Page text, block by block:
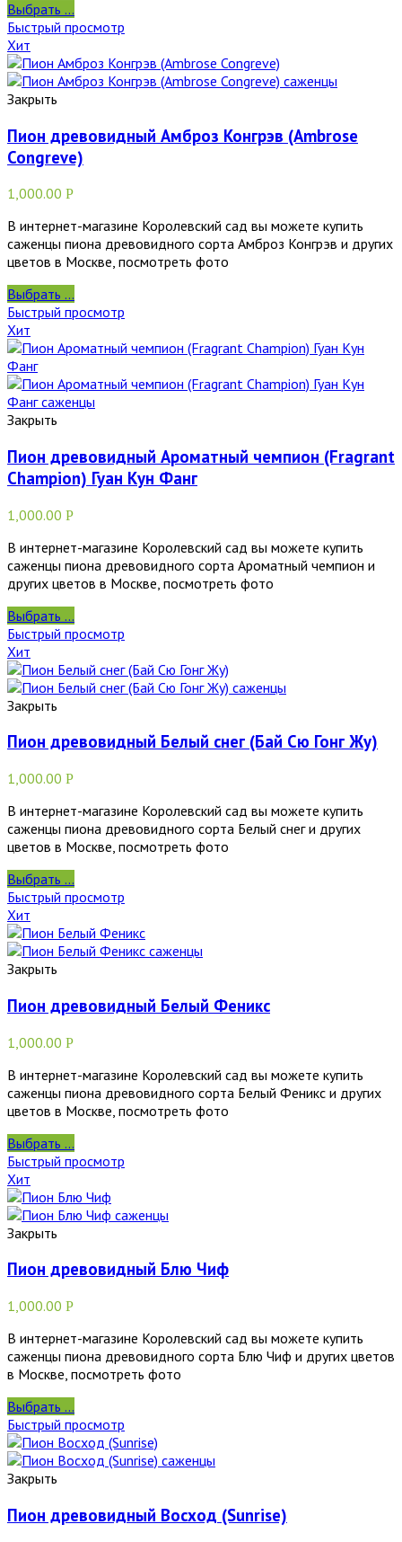
Выбрать ...
Быстрый просмотр
Хит
Закрыть
Пион древовидный Амброз Конгрэв (Ambrose
Congreve)
1,000.00 Р
В интернет-магазине Королевский сад вы можете купить
саженцы пиона древовидного сорта Амброз Конгрэв и других
цветов в Москве, посмотреть фото
Выбрать ...
Быстрый просмотр
Хит
Закрыть
Пион древовидный Ароматный чемпион (Fragrant
Champion) Гуан Кун Фанг
1,000.00 Р
В интернет-магазине Королевский сад вы можете купить
саженцы пиона древовидного сорта Ароматный чемпион и
других цветов в Москве, посмотреть фото
Выбрать ...
Быстрый просмотр
Хит
Закрыть
Пион древовидный Белый снег (Бай Сю Гонг Жу)
1,000.00 Р
В интернет-магазине Королевский сад вы можете купить
саженцы пиона древовидного сорта Белый снег и других
цветов в Москве, посмотреть фото
Выбрать ...
Быстрый просмотр
Хит
Закрыть
Пион древовидный Белый Феникс
1,000.00 Р
В интернет-магазине Королевский сад вы можете купить
саженцы пиона древовидного сорта Белый Феникс и других
цветов в Москве, посмотреть фото
Выбрать ...
Быстрый просмотр
Хит
Закрыть
Пион древовидный Блю Чиф
1,000.00 Р
В интернет-магазине Королевский сад вы можете купить
саженцы пиона древовидного сорта Блю Чиф и других цветов
в Москве, посмотреть фото
Выбрать ...
Быстрый просмотр
Закрыть
Пион древовидный Восход (Sunrise)